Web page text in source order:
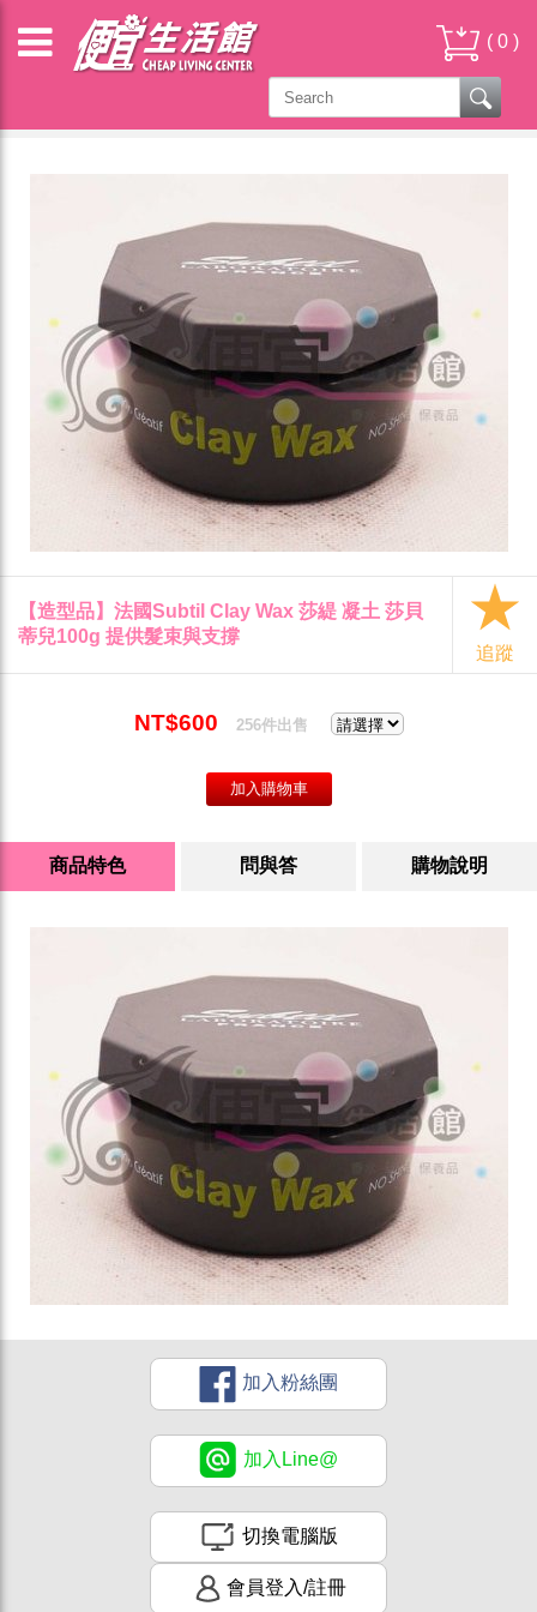
( 0 )
其它 OTHER PRODUCTS
【造型品】法國Subtil Clay Wax 莎緹 凝土 莎貝
蒂兒100g 提供髮束與支撐
追蹤
NT$600 256件出售
商品特色 問與答 購物說明
加入粉絲團
加入Line@
切換電腦版
會員登入/註冊